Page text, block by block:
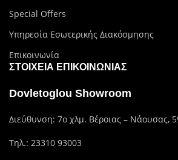
Special Offers
Υπηρεσία Εσωτερικής Διακόσμησης
Επικοινωνία
ΣΤΟΙΧΕΊΑ ΕΠΙΚΟΙΝΩΝΊΑΣ
Dovletoglou Showroom
Διεύθυνση: 7ο χλμ. Βέροιας – Νάουσας,
Τηλ.: 23310 93003